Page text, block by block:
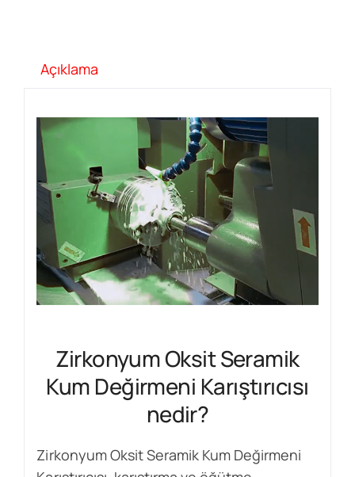
Açıklama
Zirkonyum Oksit Seramik
Kum Değirmeni Karıştırıcısı
nedir?
Zirkonyum Oksit Seramik Kum Değirmeni